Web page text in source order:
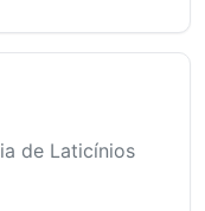
de Laticínios